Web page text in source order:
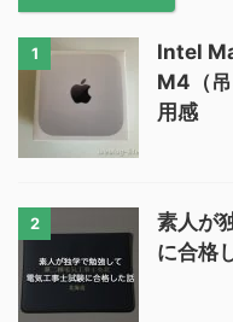
1
Intel
M4（
用感
2
素人が
に合格